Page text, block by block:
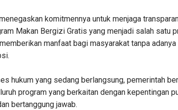
komitmennya untuk menjaga
Makan Bergizi Gratis yang menjadi salah satu
manfaat bagi masyarakat tanpa
hukum yang sedang berlangsung, pemerintah
program yang berkaitan dengan kepentingan
bertanggung jawab.